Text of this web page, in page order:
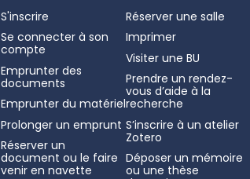
S'inscrire
Se connecter à son
compte
Emprunter des
documents
Emprunter du matériel
Prolonger un emprunt
Réserver un
document ou le faire
venir en navette
Réserver une salle
Imprimer
Visiter une BU
Prendre un rendez-
vous d’aide à la
recherche
S’inscrire à un atelier
Zotero
Déposer un mémoire
ou une thèse